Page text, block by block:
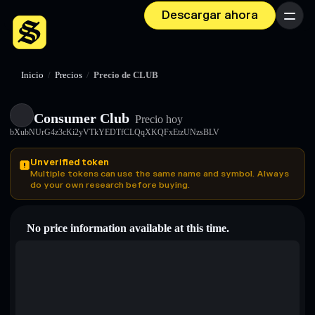
Descargar ahora Menú
Inicio / Precios / Precio de CLUB
Consumer Club Precio hoy
bXubNUrG4z3cKi2yVTkYEDTfCLQqXKQFxEtzUNzsBLV
Unverified token
Multiple tokens can use the same name and symbol. Always
do your own research before buying.
No price information available at this time.